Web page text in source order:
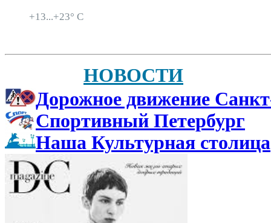
+13...+23° C
НОВОСТИ
Дорожное движение
Спортивный Петербург
Наша Культурная столица